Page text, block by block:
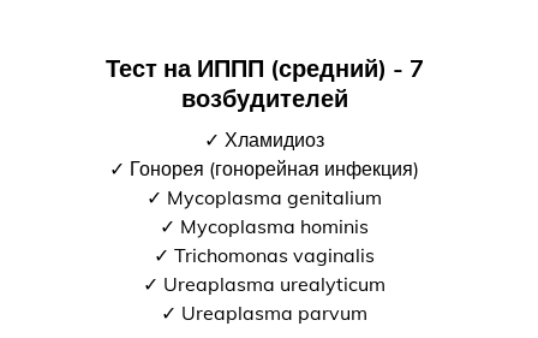
Тест на ИППП (средний) - 7
возбудителей
✓ Хламидиоз
✓ Гонорея (гонорейная инфекция)
✓ Mycoplasma genitalium
✓ Mycoplasma hominis
✓ Trichomonas vaginalis
✓ Ureaplasma urealyticum
✓ Ureaplasma parvum